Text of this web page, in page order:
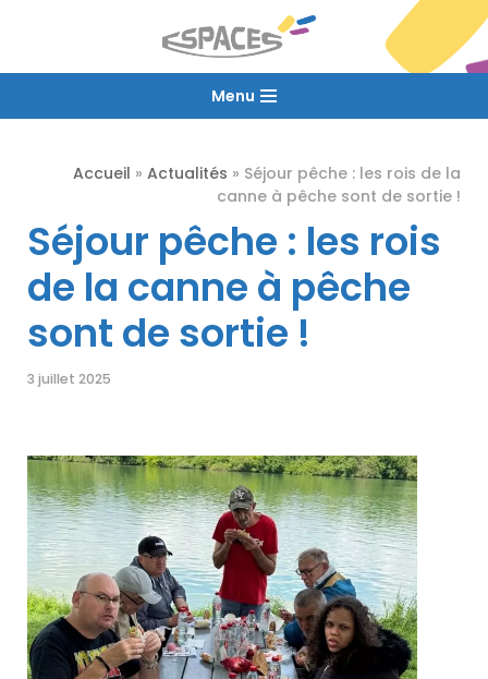
au
Menu
Accueil » Actualités » Séjour pêche : les rois de la
canne à pêche sont de sortie !
Séjour pêche : les rois
de la canne à pêche
sont de sortie !
3 juillet 2025